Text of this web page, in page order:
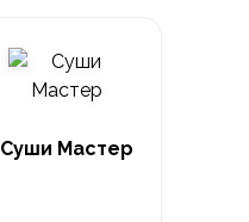
Суши Мастер